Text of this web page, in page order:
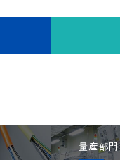
量産部門